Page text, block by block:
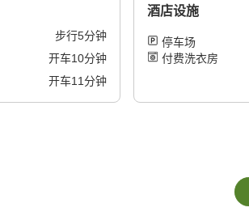
步行5分钟
开车10分钟
开车11分钟
酒店设施
停车场
付费洗衣房